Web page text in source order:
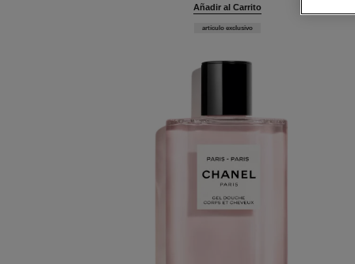
Añadir al Carrito
artículo exclusivo